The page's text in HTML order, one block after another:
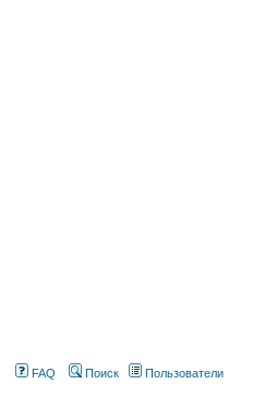
FAQ Поиск Пользователи